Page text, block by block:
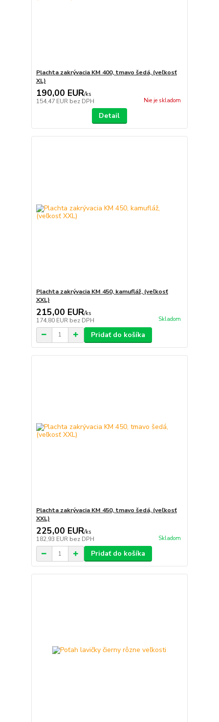
Plachta zakrývacia KM 400, tmavo šedá, (veľkosť
XL)
190,00 EUR/ks
154,47 EUR bez DPH Nie je skladom
Detail
Plachta zakrývacia KM 450, kamufláž, (veľkosť
XXL)
215,00 EUR/ks
174,80 EUR bez DPH Skladom
Pridať do košíka
Plachta zakrývacia KM 450, tmavo šedá, (veľkosť
XXL)
225,00 EUR/ks
182,93 EUR bez DPH Skladom
Pridať do košíka